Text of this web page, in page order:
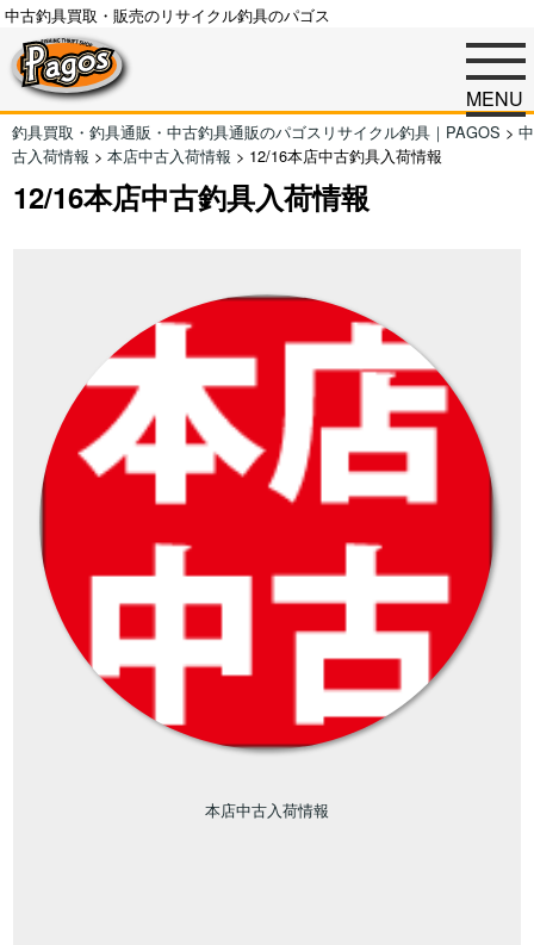
中古釣具買取・販売のリサイクル釣具のパゴス
MENU
釣具買取・釣具通販・中古釣具通販のパゴスリサイクル釣具｜PAGOS > 中
古入荷情報 > 本店中古入荷情報 > 12/16本店中古釣具入荷情報
12/16本店中古釣具入荷情報
本店中古入荷情報